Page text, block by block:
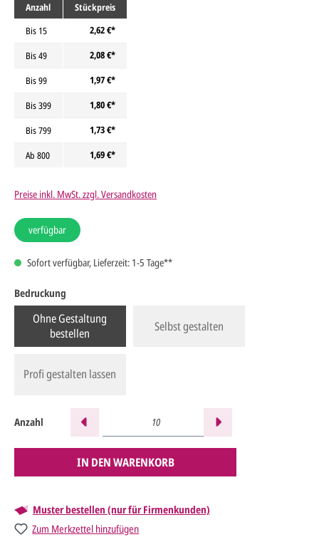
Anzahl
Stückpreis
Bis 15
2,62 €*
Bis49
2,08 €*
Bis99
1,97 €*
Bis399
1,80 €*
Bis799
1,73 €*
Ab 800 1,69 €*
Preise inkl. MwSt. zzgl. Versandkosten
verfügbar
Sofort verfügbar, Lieferzeit: 1-5 Tage**
Bedruckung
Ohne Gestaltung
bestellen
Selbst gestalten
Profi gestalten lassen
Anzahl
IN DEN WARENKORB
Muster bestellen (nur für Firmenkunden)
Zum Merkzettel hinzufügen